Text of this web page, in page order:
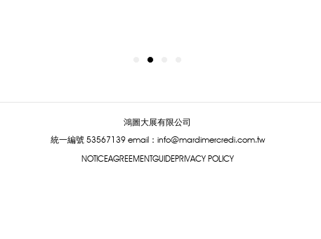
鴻圖大展有限公司
統一編號 53567139 email：info@mardimercredi.com.tw
NOTICEAGREEMENTGUIDEPRIVACY POLICY